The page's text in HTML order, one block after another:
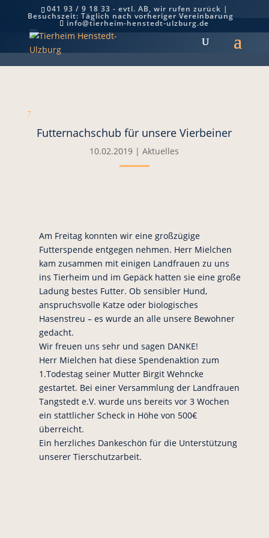
041 93 / 9 18 33 - evtl. AB, wir rufen zurück |
Besuchszeit: Täglich nach vorheriger Vereinbarung
info@tierheim-henstedt-ulzburg.de
Futternachschub für unsere Vierbeiner
7
Futternachschub für unsere Vierbeiner
10.02.2019 |Aktuelles
Am Freitag konnten wir eine großzügige
Futterspende entgegen nehmen. Herr Mielchen
kam zusammen mit einigen Landfrauen zu uns
ins Tierheim und im Gepäck hatten sie eine große
Ladung bestes Futter. Ob sensibler Hund,
anspruchsvolle Katze oder biologisches
Hasenstreu – es wurde an alle unsere Bewohner
gedacht.
Wir freuen uns sehr und sagen DANKE!
Herr Mielchen hat diese Spendenaktion zum
1.Todestag seiner Mutter Birgit Wehncke
gestartet. Bei einer Versammlung der Landfrauen
Tangstedt e.V. wurde uns bereits vor 3 Wochen
ein stattlicher Scheck in Höhe von 500€
überreicht.
Ein herzliches Dankeschön für die Unterstützung
unserer Tierschutzarbeit.